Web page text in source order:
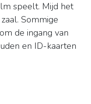
speelt. Mijd het
Sommige
de ingang van
en ID-kaarten